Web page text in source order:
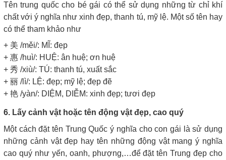
Tên trung quốc cho bé gái có thể sử dụng những từ chỉ khí
chất với ý nghĩa như xinh đẹp, thanh tú, mỹ lệ. Một số tên hay
có thể tham khảo như
+ 美 /měi/: MĨ: đẹp
+ 惠 /huì/: HUỆ: ân huệ; ơn huệ
+ 秀 /xiù/: TÚ: thanh tú, xuất sắc
+ 丽 /lì/: LỆ: đẹp; mỹ lệ; đẹp đẽ
+ 艳 /yàn/: DIỆM, DIỄM: xinh đẹp; tươi đẹp
6. Lấy cảnh vật hoặc tên động vật đẹp, cao quý
Một cách đặt tên Trung Quốc ý nghĩa cho con gái là sử dụng
những cảnh vật đẹp hay tên những động vật mang ý nghĩa
cao quý như yến, oanh, phượng,…để đặt tên Trung đẹp cho